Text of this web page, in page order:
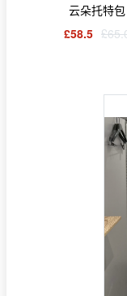
云朵托特包
£58.5